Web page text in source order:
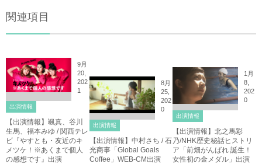
関連項目
9月
20,
202
1
出演情報
【出演情報】颯真、谷川
生馬、福本みゆ / 関西テレ
ビ『やすとも・友近のキ
メツケ！※あくまで個人
の感想です』出演
8月
25,
202
0
出演情報
【出演情報】中村さち / 石
光商事「Global Goals
Coffee」WEB-CM出演
1月
8,
202
0
出演情報
【出演情報】北之馬彩
乃/NHK歴史秘話ヒストリ
ア「前畑がんばれ 誕生！
女性初の金メダル」出演